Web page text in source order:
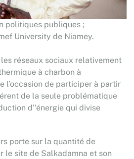
politiques publiques ;
University de Niamey.
réseaux sociaux relativement
à charbon à
l’occasion de participer à partir
de la seule problématique
d’’énergie qui divise
porte sur la quantité de
le site de Salkadamna et son